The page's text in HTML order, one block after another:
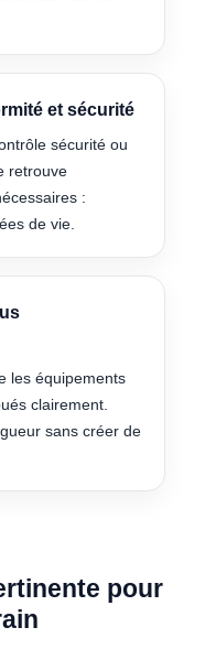
et sécurité
sécurité ou
retrouve
:
de vie.
les équipements
clairement.
sans créer de
pour